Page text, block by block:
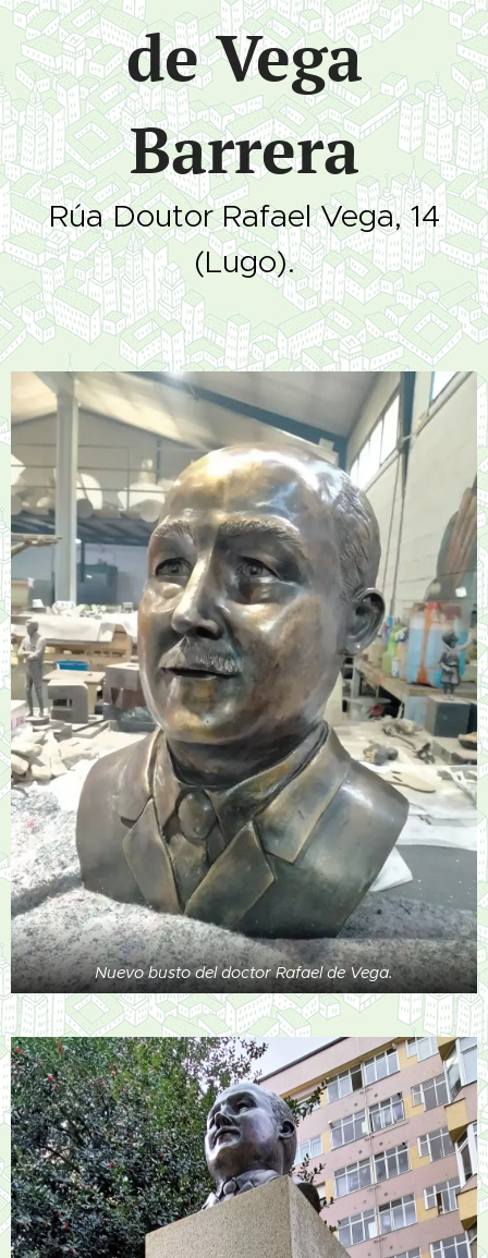
de Vega
Barrera
Rúa Doutor Rafael Vega, 14
(Lugo).
Nuevo busto del doctor Rafael de Vega.